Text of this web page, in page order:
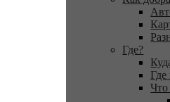
Где?
Где
Что